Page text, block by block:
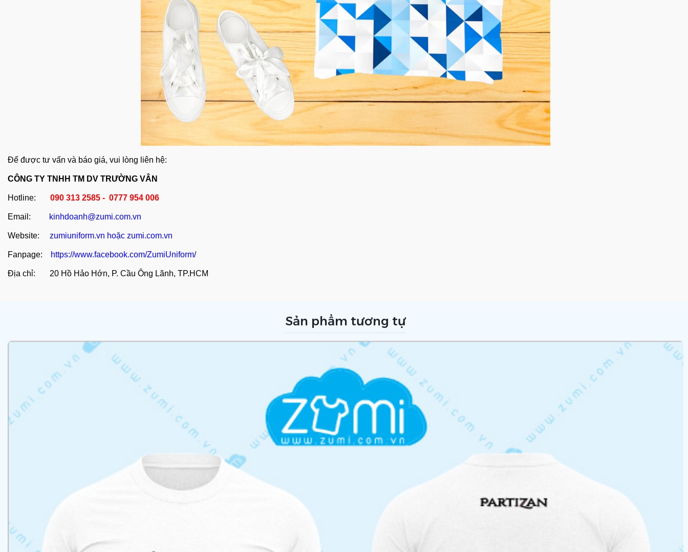
Để được tư vấn và báo giá, vui lòng liên hệ:
CÔNG TY TNHH TM DV TRƯỜNG VÂN
Hotline: 090 313 2585 - 0777 954 006
Email: kinhdoanh@zumi.com.vn
Website: zumiuniform.vn hoặc zumi.com.vn
Fanpage: https://www.facebook.com/ZumiUniform/
Địa chỉ: 20 Hồ Hảo Hớn, P. Cầu Ông Lãnh, TP.HCM
Sản phẩm tương tự